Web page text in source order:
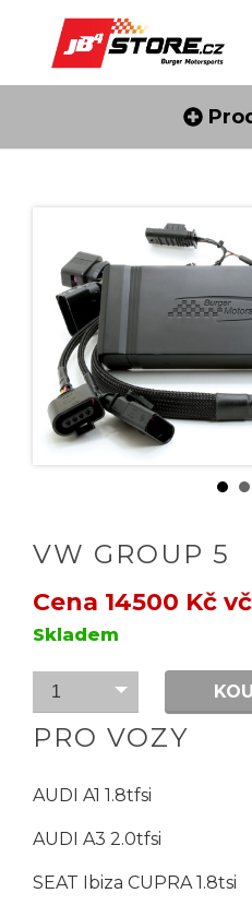
VW GROUP 5
Cena 14500 Kč
Skladem
1
PRO VOZY
AUDI A1 1.8tfsi
AUDI A3 2.0tfsi
SEAT Ibiza CUPRA 1.8tsi